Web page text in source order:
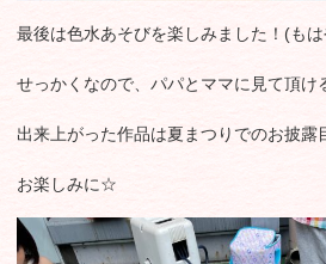
最後は色水あそびを楽しみました！(も
せっかくなので、パパとママに見て頂け
出来上がった作品は夏まつりでのお披露
お楽しみに☆